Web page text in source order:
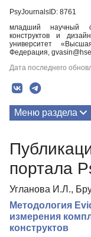
PsyJournalsID: 8761
младший научный
конструктов и
университет
Федерация,
Дата последнего
Меню раздела
портала
Угланова И.Л.,
Методология
измерения
конструктов